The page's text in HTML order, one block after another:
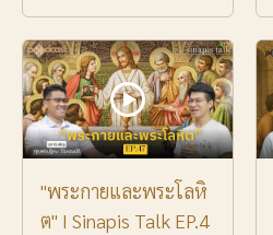
"พระกายและพระโลหิ
ต" I Sinapis Talk EP.4